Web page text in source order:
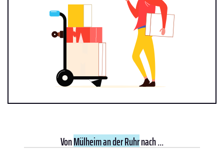
VonMülheim an der Ruhrnach ...